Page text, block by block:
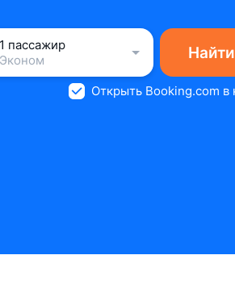
1 пассажир
Эконом
Открыть Booking.com в